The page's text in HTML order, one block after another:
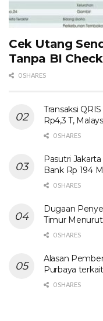
Cek Utang
Tanpa BI
0 SHARES
Transaksi
Rp4,3 T,
0 SHARES
Pasutri
Bank Rp 194 M
0 SHARES
Dugaan
Timur
0 SHARES
Alasan
Purbaya
0 SHARES